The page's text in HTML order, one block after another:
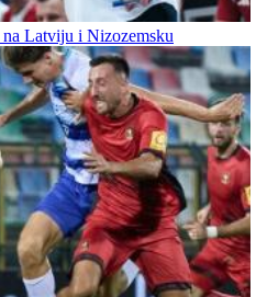
Latviju i Nizozemsku